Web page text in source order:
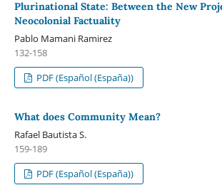
Plurinational State: Between the New
Neocolonial Factuality
Pablo Mamani Ramirez
132-158
PDF (Español (España))
What does Community Mean?
Rafael Bautista S.
159-189
PDF (Español (España))